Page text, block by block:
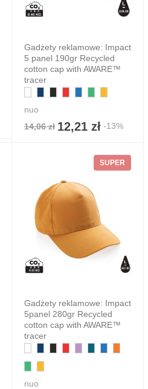
Gadżety reklamowe: Impact
5 panel 190gr Recycled
cotton cap with AWARE™
tracer
nuo
14,06 zł 12,21 zł -13%
SUPER
Gadżety reklamowe: Impact
5panel 280gr Recycled
cotton cap with AWARE™
tracer
nuo